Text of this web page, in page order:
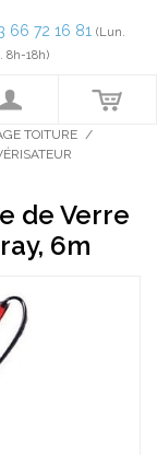
66 72 16 81 (Lun.
8h-18h)
TOITURE /
de Verre
6m